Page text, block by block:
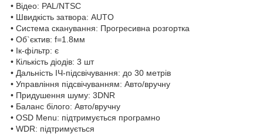
• Відео: PAL/NTSC
• Швидкість затвора: AUTO
• Система сканування: Прогресивна розгортка
• Об`єктив: f=1.8мм
• Ік-фільтр: є
• Кількість діодів: 3 шт
• Дальність ІЧ-підсвічування: до 30 метрів
• Управління підсвічуванням: Авто/вручну
• Придушення шуму: 3DNR
• Баланс білого: Авто/вручну
• OSD Menu: підтримується програмно
• WDR: підтримується